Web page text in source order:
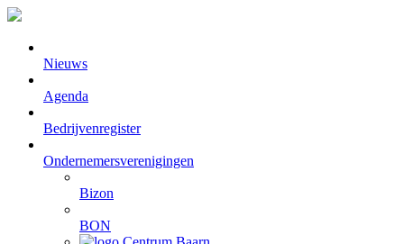
Nieuws
Agenda
Bedrijvenregister
Ondernemersverenigingen
Bizon
BON